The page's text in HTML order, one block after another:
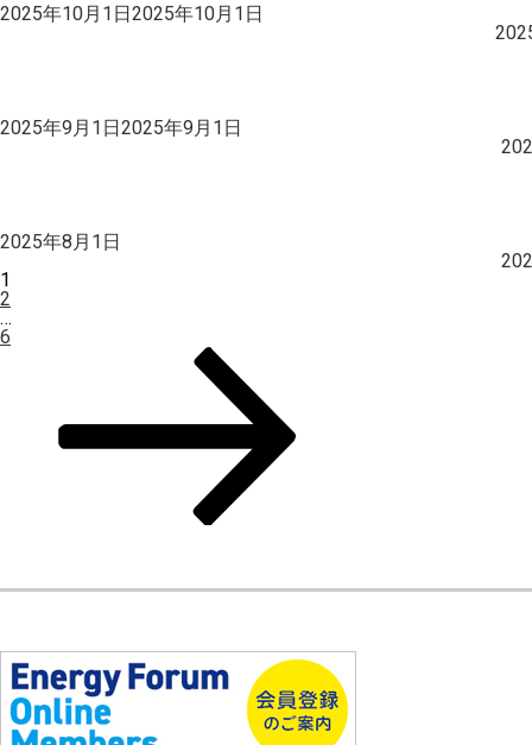
投
2025年10月1日2025年10月1日
投
2025年9月1日2025年9月1日
投
日:
2025年8月1日
投
稿
の
ペ
ペ
ー
ジ
1
ペ
ー
ジ
2
…
ペ
6